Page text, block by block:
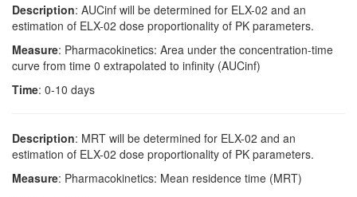
Description: AUCinf will be determined for ELX-02 and an
estimation of ELX-02 dose proportionality of PK parameters.
Measure: Pharmacokinetics: Area under the concentration-time
curve from time 0 extrapolated to infinity (AUCinf)
Time: 0-10 days
Description: MRT will be determined for ELX-02 and an
estimation of ELX-02 dose proportionality of PK parameters.
Measure: Pharmacokinetics: Mean residence time (MRT)